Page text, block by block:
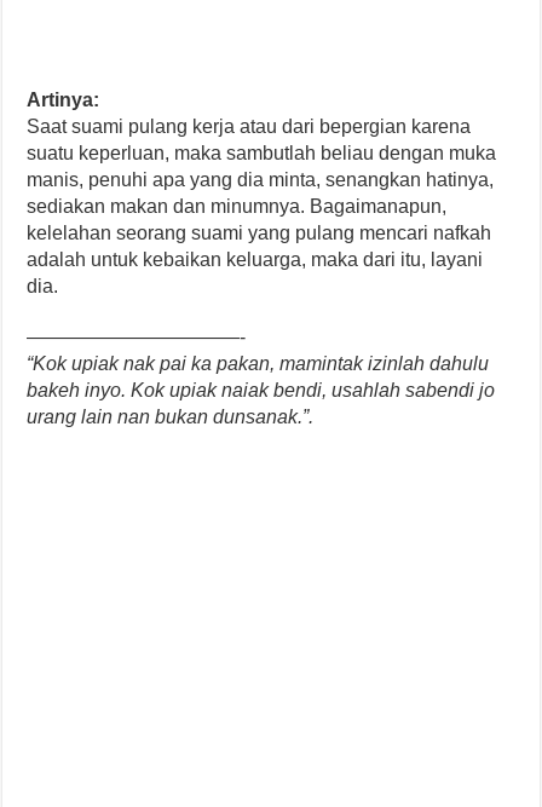
Artinya:
Saat suami pulang kerja atau dari bepergian karena
suatu keperluan, maka sambutlah beliau dengan muka
manis, penuhi apa yang dia minta, senangkan hatinya,
sediakan makan dan minumnya. Bagaimanapun,
kelelahan seorang suami yang pulang mencari nafkah
adalah untuk kebaikan keluarga, maka dari itu, layani
dia.
———————————-
“Kok upiak nak pai ka pakan, mamintak izinlah dahulu
bakeh inyo. Kok upiak naiak bendi, usahlah sabendi jo
urang lain nan bukan dunsanak.”.